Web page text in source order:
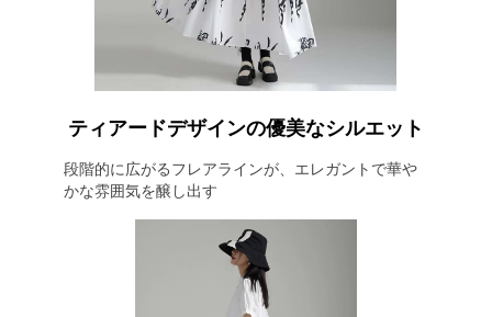
ティアードデザインの優美なシルエット
段階的に広がるフレアラインが、エレガントで華や
かな雰囲気を醸し出す